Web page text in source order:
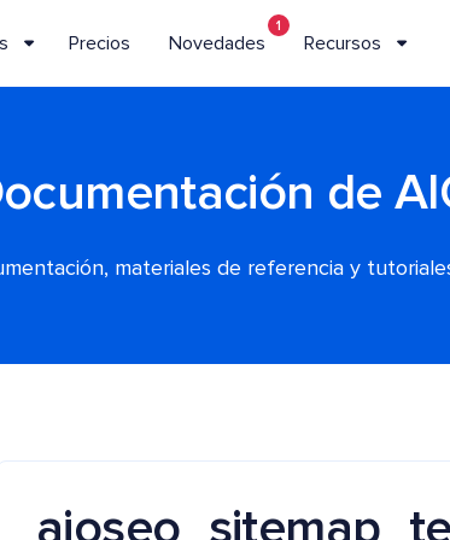
Precios Novedades
1
Recursos
de
materiales de referencia y